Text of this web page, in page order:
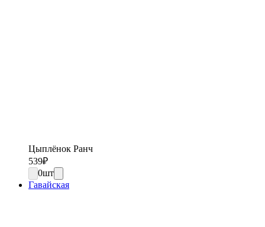
Цыплёнок Ранч
539₽
0шт
Гавайская